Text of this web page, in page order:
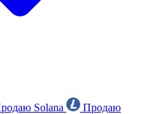
Solana
Продаю